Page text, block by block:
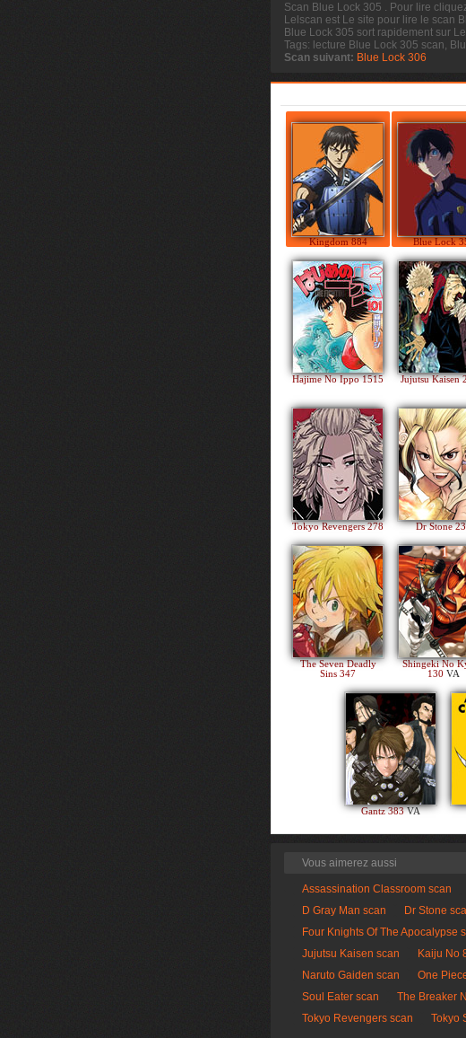
Scan Blue Lock 305 . Pour lire
Lelscan est Le site pour lire le scan
Blue Lock 305 sort rapidement sur
Tags: lecture Blue Lock 305 scan,
Scan suivant: Blue Lock 306
Kingdom 884 Blue Lock
Hajime No Ippo 1515 Jujutsu Kaisen
Tokyo Revengers 278 Dr Stone
The Seven Deadly
Sins 347
Shingeki No
130 VA
Gantz 383VA
Vous aimerez aussi
Assassination Classroom scan
D Gray Man scan
Dr Stone
Four Knights Of The Apocalypse
Jujutsu Kaisen scan
Kaiju No
Naruto Gaiden scan
One
Soul Eater scan
The Breaker
Tokyo Revengers scan
Tokyo